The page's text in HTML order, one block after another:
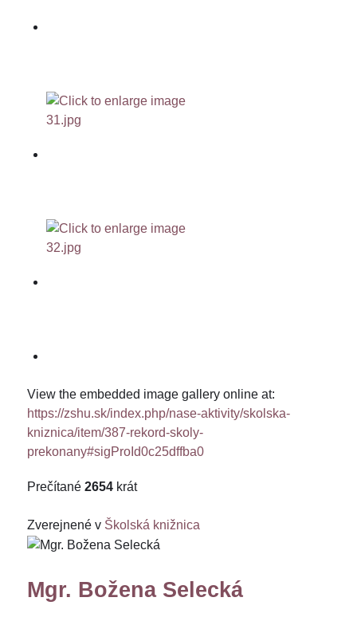
View the embedded image gallery online at:
https://zshu.sk/index.php/nase-aktivity/skolska-
kniznica/item/387-rekord-skoly-
prekonany#sigProId0c25dffba0
Prečítané 2654 krát
Zverejnené v Školská knižnica
Mgr. Božena Selecká